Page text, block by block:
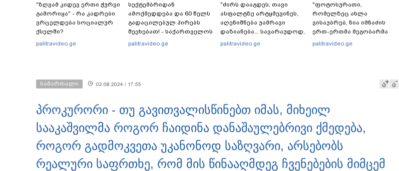
"ზღვამ კიდევ ერთი ჭურვი
გამორიყა" - რა კადრები
ვრცელდება სოციალურ
ქსელში?
palitravideo.ge
სექტემბრიდან
ამოქმედდება და 60 წელს
გადაცილებულ პირებს
შეეხებათ! - საქართველოს
ეროვნული ბანკი
palitravideo.ge
"ძირს დააგდეს, თავი
ასფალტზე არტყმევინეს,
აღენიშნება უამრავი
დაზიანება... სავარაუდოდ,
ეძებდნენ ან დებდნენ
palitravideo.ge
"ფოტოსურათი,
რომელზეც ახლა
ვისაუბრებ, ნია იმნაძის
ერთ-ერთმა მეგობარმა
გამომიგზავნა..." - ეკა
palitravideo.ge
სამართალი 02.08.2024 / 17:55 ა ა
პროკურორი - თუ გავითვალისწინებთ იმას, მიხეილ
სააკაშვილმა როგორ ჩაიდინა დანაშაულებრივი ქმედება,
როგორ გადმოკვეთა უკანონოდ საზღვარი, არსებობს
რეალური საფრთხე, რომ მის წინააღმდეგ ჩვენებების მიმცემ